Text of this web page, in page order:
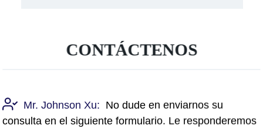
CONTÁCTENOS
Mr. Johnson Xu: No dude en enviarnos su
consulta en el siguiente formulario. Le responderemos